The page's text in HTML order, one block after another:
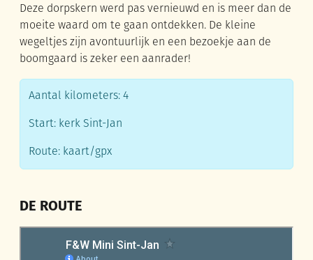
Deze dorpskern werd pas vernieuwd en is meer dan de
moeite waard om te gaan ontdekken. De kleine
wegeltjes zijn avontuurlijk en een bezoekje aan de
boomgaard is zeker een aanrader!
Aantal kilometers: 4
Start: kerk Sint-Jan
Route: kaart/gpx
DE ROUTE